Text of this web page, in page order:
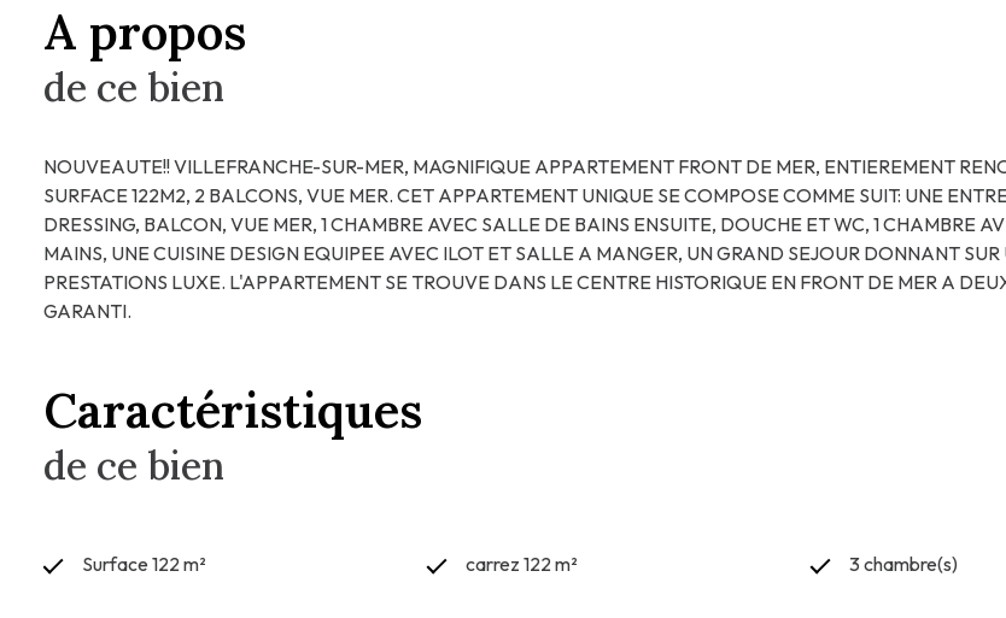
A propos
de ce bien
NOUVEAUTE!! VILLEFRANCHE-SUR-MER, MAGNIFIQUE APPARTEMENT FRONT DE MER, ENTIEREMENT
SURFACE 122M2, 2 BALCONS, VUE MER. CET APPARTEMENT UNIQUE SE COMPOSE COMME SUIT: UNE
DRESSING, BALCON, VUE MER, 1 CHAMBRE AVEC SALLE DE BAINS ENSUITE, DOUCHE ET WC, 1 CHAMBRE
MAINS, UNE CUISINE DESIGN EQUIPEE AVEC ILOT ET SALLE A MANGER, UN GRAND SEJOUR DONNANT
PRESTATIONS LUXE. L'APPARTEMENT SE TROUVE DANS LE CENTRE HISTORIQUE EN FRONT DE MER A
GARANTI.
Caractéristiques
de ce bien
Surface 122 m² carrez 122 m² 3 chambre(s)